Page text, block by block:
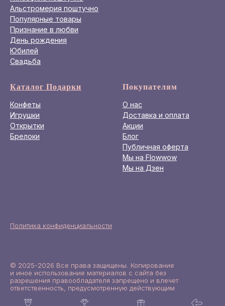
Альстромерия поштучно
Популярные товары
Признание в любви
День рождения
Юбилей
Свадьба
Каталог Подарки
Конфеты
Игрушки
Открытки
Брелоки
Покупателям
О нас
Доставка и оплата
Акции
Блог
Публичная оферта
Мы на Flowwow
Мы на Дзен
Политика конфиденциальности
© 2025-2026 Все права защищены. Копирование
и иное использование материалов с сайта без
разрешения правообладателя запрещено и влечет
ответственность, предусмотренную действующим